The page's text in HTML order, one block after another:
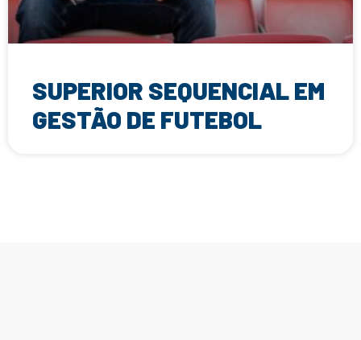
SUPERIOR SEQUENCIAL EM
GESTÃO DE FUTEBOL